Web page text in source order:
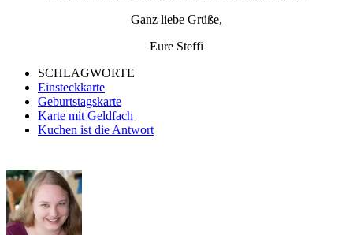
Ganz liebe Grüße,
Eure Steffi
SCHLAGWORTE
Einsteckkarte
Geburtstagskarte
Karte mit Geldfach
Kuchen ist die Antwort